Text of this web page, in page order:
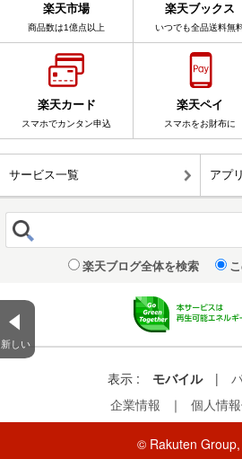
新しい
楽天市場
商品数は1億点以上
楽天ブックス
いつでも全品送料無
楽天カード
スマホでカンタン申込
楽天ペイ
スマホをお財布に
サービス一覧 アプ
楽天ブログ全体を検索
表示 : モバイル |
企業情報
｜ 個人情
© Rakuten